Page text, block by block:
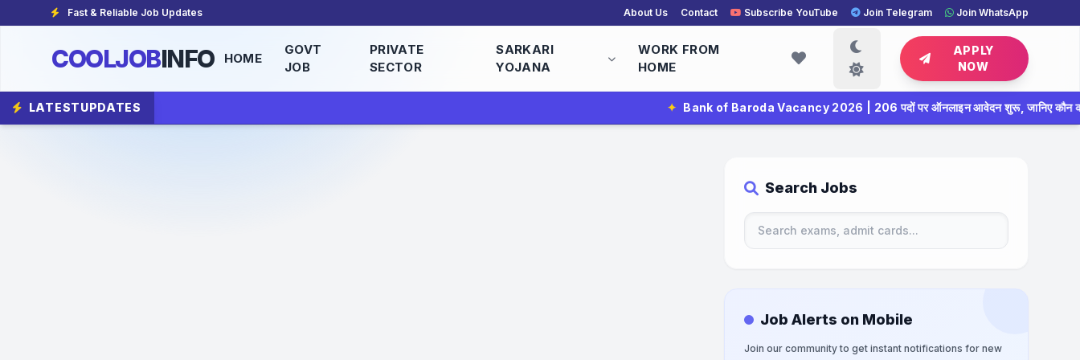
Fast & Reliable Job Updates About Us Contact Subscribe YouTube Join Telegram Join WhatsApp
COOLJOBINFO HOME
GOVT
JOB
PRIVATE
SECTOR
SARKARI
YOJANA
WORK FROM
HOME
APPLY
NOW
LATESTUPDATES Bank of Baroda Vacancy 2026 | 206 पदों पर ऑनलाइन आवेदन शुरू, जानिए कौन कर सकता है अप्लाई
Search Jobs
Job Alerts on Mobile
Join our community to get instant notifications for new